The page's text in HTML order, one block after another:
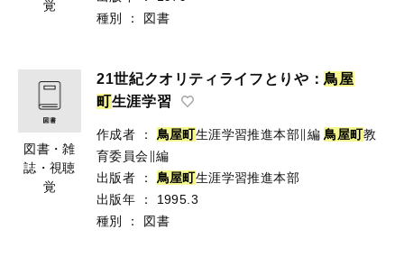
覚
種別
： 図書
図書・雑
誌・視聴
覚
21世紀クオリティライフとりや：鳥屋
町生涯学習
作成者 ： 鳥屋町生涯学習推進本部∥編 鳥屋町教
育委員会∥編
出版者
： 鳥屋町生涯学習推進本部
出版年
：
1995.3
種別
： 図書